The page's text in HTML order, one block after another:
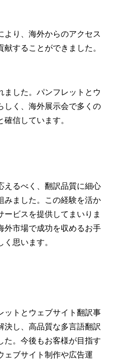
より、海外からのアクセス
することができました。
ました。パンフレットとウ
しく、海外展示会で多くの
信しています。
えるべく、翻訳品質に細心
みました。この経験を活か
ービスを提供してまいりま
外市場で成功を収めるお手
思います。
ットとウェブサイト翻訳事
決し、高品質な多言語翻訳
た。今後もお客様が目指す
ェブサイト制作や広告運